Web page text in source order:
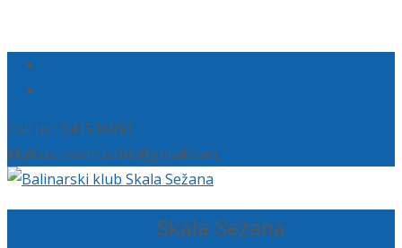
Call us : 041536993
Mail us : ervin.ozbic@gmail.com
Skala Sežana